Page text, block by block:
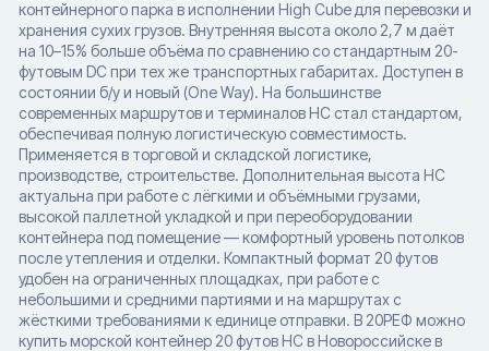
контейнерного парка в исполнении High Cube для перевозки и
хранения сухих грузов. Внутренняя высота около 2,7 м даёт
на 10–15% больше объёма по сравнению со стандартным 20-
футовым DC при тех же транспортных габаритах. Доступен в
состоянии б/у и новый (One Way). На большинстве
современных маршрутов и терминалов HC стал стандартом,
обеспечивая полную логистическую совместимость.
Применяется в торговой и складской логистике,
производстве, строительстве. Дополнительная высота HC
актуальна при работе с лёгкими и объёмными грузами,
высокой паллетной укладкой и при переоборудовании
контейнера под помещение — комфортный уровень потолков
после утепления и отделки. Компактный формат 20 футов
удобен на ограниченных площадках, при работе с
небольшими и средними партиями и на маршрутах с
жёсткими требованиями к единице отправки. В 20РЕФ можно
купить морской контейнер 20 футов HC в Новороссийске в